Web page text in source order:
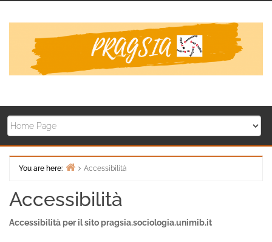
You are here:
Accessibilità
Accessibilità
Accessibilità per il sito pragsia.sociologia.unimib.it